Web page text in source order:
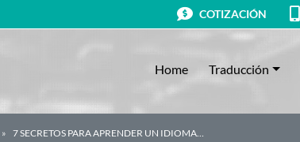
COTIZACIÓN
Home Traducción
7 SECRETOS PARA APRENDER UN IDIOMA…